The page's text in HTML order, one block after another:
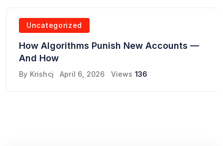
Uncategorized
How Algorithms Punish New Accounts —
And How
By Krishcj April 6, 2026 Views 136